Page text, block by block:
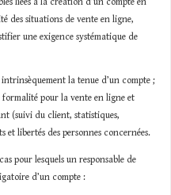
des situations de vente en ligne,
une exigence systématique de
la tenue d’un compte ;
formalité pour la vente en ligne et
(suivi du client, statistiques,
libertés des personnes concernées.
pour lesquels un responsable de
d’un compte :